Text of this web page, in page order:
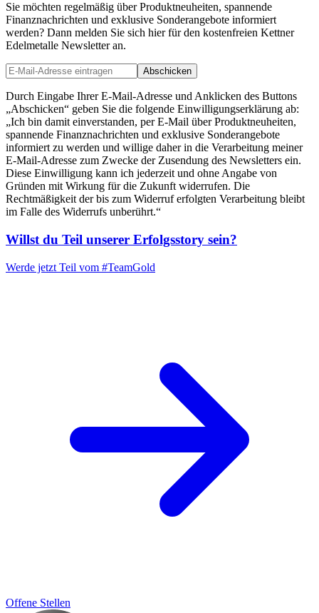
Sie möchten regelmäßig über Produktneuheiten, spannende
Finanznachrichten und exklusive Sonderangebote informiert
werden? Dann melden Sie sich hier für den kostenfreien Kettner
Edelmetalle Newsletter an.
Abschicken
Durch Eingabe Ihrer E-Mail-Adresse und Anklicken des Buttons
„Abschicken“ geben Sie die folgende Einwilligungserklärung ab:
„Ich bin damit einverstanden, per E-Mail über Produktneuheiten,
spannende Finanznachrichten und exklusive Sonderangebote
informiert zu werden und willige daher in die Verarbeitung meiner
E-Mail-Adresse zum Zwecke der Zusendung des Newsletters ein.
Diese Einwilligung kann ich jederzeit und ohne Angabe von
Gründen mit Wirkung für die Zukunft widerrufen. Die
Rechtmäßigkeit der bis zum Widerruf erfolgten Verarbeitung bleibt
im Falle des Widerrufs unberührt.“
Willst du Teil unserer Erfolgsstory sein?
Werde jetzt Teil vom #TeamGold
Offene Stellen